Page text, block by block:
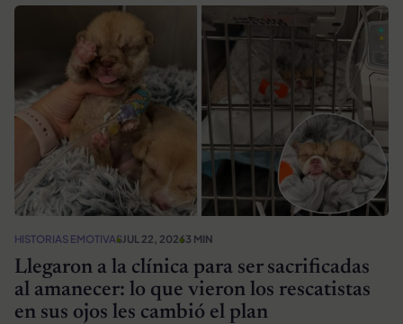
HISTORIAS EMOTIVASJUL 22, 20263 MIN
Llegaron a la clínica para ser sacrificadas
al amanecer: lo que vieron los rescatistas
en sus ojos les cambió el plan